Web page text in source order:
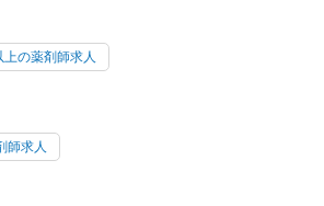
の薬剤師求人
師求人